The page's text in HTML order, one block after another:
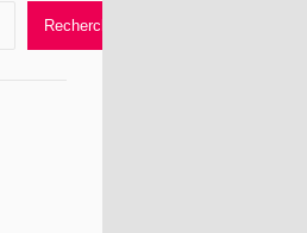
Rechercher